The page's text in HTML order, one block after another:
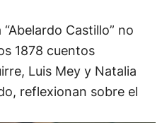
Castillo” no
1878 cuentos
Luis Mey y Natalia
reflexionan sobre el